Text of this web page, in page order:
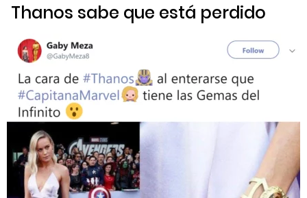
Thanos sabe que está perdido